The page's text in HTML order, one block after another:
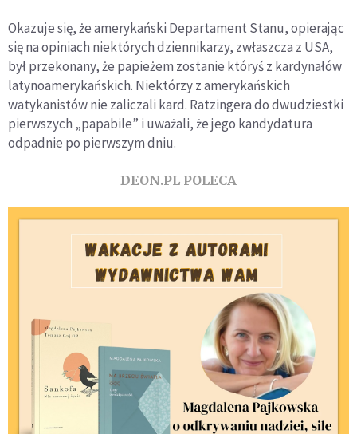
Okazuje się, że amerykański Departament Stanu, opierając
się na opiniach niektórych dziennikarzy, zwłaszcza z USA,
był przekonany, że papieżem zostanie któryś z kardynałów
latynoamerykańskich. Niektórzy z amerykańskich
watykanistów nie zaliczali kard. Ratzingera do dwudziestki
pierwszych „papabile” i uważali, że jego kandydatura
odpadnie po pierwszym dniu.
DEON.PL POLECA